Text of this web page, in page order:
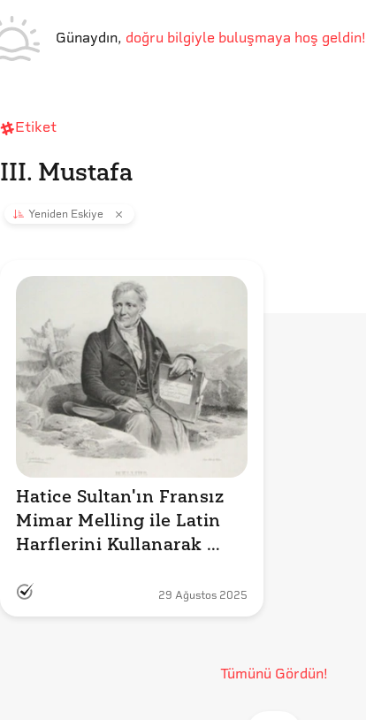
Günaydın, doğru bilgiyle buluşmaya hoş geldin!
Etiket
III. Mustafa
Yeniden Eskiye
Hatice Sultan'ın Fransız
Mimar Melling ile Latin
Harflerini Kullanarak
İddiası Doğru mu?29 Ağustos 2025
Tümünü Gördün!